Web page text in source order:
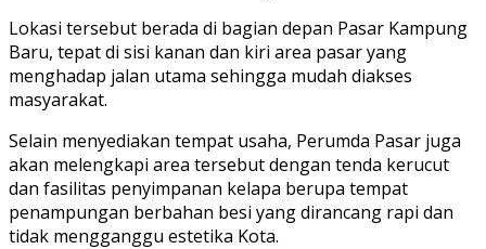
Lokasi tersebut berada di bagian depan Pasar Kampung
Baru, tepat di sisi kanan dan kiri area pasar yang
menghadap jalan utama sehingga mudah diakses
masyarakat.
Selain menyediakan tempat usaha, Perumda Pasar juga
akan melengkapi area tersebut dengan tenda kerucut
dan fasilitas penyimpanan kelapa berupa tempat
penampungan berbahan besi yang dirancang rapi dan
tidak mengganggu estetika Kota.